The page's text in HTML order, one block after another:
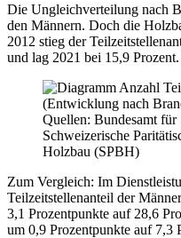
Die Ungleichverteilung nach
den Männern. Doch die
2012 stieg der
und lag 2021 bei 15,9 Prozent.
Quellen: Bundesamt
Schweizerische
Holzbau (SPBH)
Zum Vergleich: Im
Teilzeitstellenanteil der
3,1 Prozentpunkte auf 28,6
um 0,9 Prozentpunkte auf 7,3